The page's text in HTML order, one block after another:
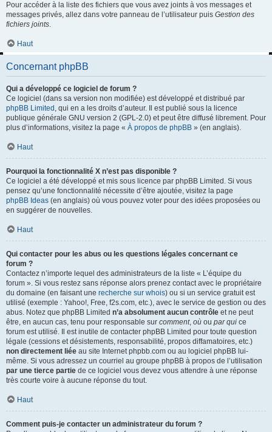
Pour accéder à la liste des fichiers que vous avez joints à vos messages et
messages privés, allez dans votre panneau de l’utilisateur puis Gestion des
fichiers joints.
Haut
Concernant phpBB
Qui a développé ce logiciel de forum ?
Ce logiciel (dans sa version non modifiée) est développé et distribué par
phpBB Limited , qui en a les droits d’auteur. Il est publié sous la licence
publique générale GNU version 2 (GPL-2.0) et peut être diffusé librement. Pour
plus d’informations, visitez la page « À propos de phpBB » (en anglais).
Haut
Pourquoi la fonctionnalité X n’est pas disponible ?
Ce logiciel a été développé et mis sous licence par phpBB Limited. Si vous
pensez qu’une fonctionnalité nécessite d’être ajoutée, visitez la page
phpBB Ideas (en anglais) où vous pouvez voter pour des idées proposées ou
en suggérer de nouvelles.
Haut
Qui contacter pour les abus ou les questions légales concernant ce
forum ?
Contactez n’importe lequel des administrateurs de la liste « L’équipe du
forum ». Si vous restez sans réponse alors prenez contact avec le propriétaire
du domaine (en faisant une recherche sur whois) ou si un service gratuit est
utilisé (exemple : Yahoo!, Free, f2s.com, etc.), avec le service de gestion ou des
abus. Notez que phpBB Limited n’a absolument aucun contrôle et ne peut
être, en aucun cas, tenu pour responsable sur comment, où ou par qui ce
forum est utilisé. Il est inutile de contacter phpBB Limited pour toute question
légale (cessions et désistements, responsabilité, propos diffamatoires, etc.)
non directement liée au site Internet phpbb.com ou au logiciel phpBB lui-
même. Si vous adressez un courriel au groupe phpBB à propos de l’utilisation
par une tierce partie de ce logiciel vous devez vous attendre à une réponse
très courte voire à aucune réponse du tout.
Haut
Comment puis-je contacter un administrateur du forum ?